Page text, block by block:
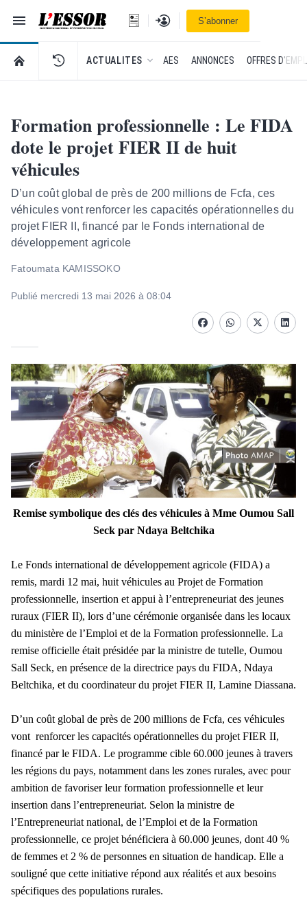
Navigation
L'Essor - retour à la une
Se connecterS’abonner
RETOUR À LA PAGE D’ACCUEIL DE L'ESSOR
ACTUALITES AES ANNONCES OFFRES
Formation professionnelle : Le FIDA
dote le projet FIER II de huit
véhicules
D’un coût global de près de 200 millions de Fcfa, ces
véhicules vont renforcer les capacités opérationnelles du
projet FIER II, financé par le Fonds international de
développement agricole
Fatoumata KAMISSOKO
Publié mercredi 13 mai 2026 à 08:04
FacebookwhatsappTwitter
Remise symbolique des clés des véhicules à Mme Oumou Sall
Seck par Ndaya Beltchika
Le Fonds international de développement agricole (FIDA) a
remis, mardi 12 mai, huit véhicules au Projet de Formation
professionnelle, insertion et appui à l’entrepreneuriat des jeunes
ruraux (FIER II), lors d’une cérémonie organisée dans les locaux
du ministère de l’Emploi et de la Formation professionnelle. La
remise officielle était présidée par la ministre de tutelle, Oumou
Sall Seck, en présence de la directrice pays du FIDA, Ndaya
Beltchika, et du coordinateur du projet FIER II, Lamine Diassana.
D’un coût global de près de 200 millions de Fcfa, ces véhicules
vont renforcer les capacités opérationnelles du projet FIER II,
financé par le FIDA. Le programme cible 60.000 jeunes à travers
les régions du pays, notamment dans les zones rurales, avec pour
ambition de favoriser leur formation professionnelle et leur
insertion dans l’entrepreneuriat. Selon la ministre de
l’Entrepreneuriat national, de l’Emploi et de la Formation
professionnelle, ce projet bénéficiera à 60.000 jeunes, dont 40 %
de femmes et 2 % de personnes en situation de handicap. Elle a
souligné que cette initiative répond aux réalités et aux besoins
spécifiques des populations rurales.